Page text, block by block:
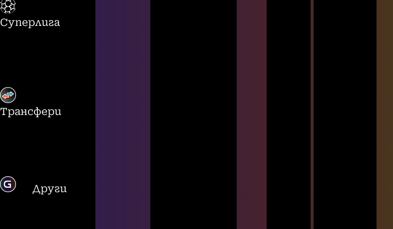
Суперлига
Трансфери
Други